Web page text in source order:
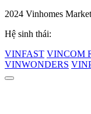
2024 Vinhomes
Hệ sinh thái:
VINFAST VINCOM
VINWONDERS